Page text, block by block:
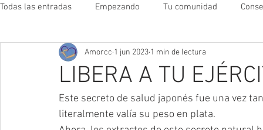
Todas las entradas Empezando Tu comunidad
LIBERA A TU
Amorcc 1 jun 2023 1 min de lectura
Este secreto de salud japonés fue una vez
literalmente valía su peso en plata.